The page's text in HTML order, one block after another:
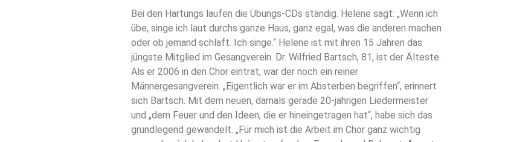
Bei den Hartungs laufen die Übungs-CDs ständig. Helene sagt: „Wenn ich
übe, singe ich laut durchs ganze Haus, ganz egal, was die anderen machen
oder ob jemand schläft. Ich singe.“ Helene ist mit ihren 15 Jahren das
jüngste Mitglied im Gesangverein. Dr. Wilfried Bartsch, 81, ist der Älteste.
Als er 2006 in den Chor eintrat, war der noch ein reiner
Männergesangverein. „Eigentlich war er im Absterben begriffen“, erinnert
sich Bartsch. Mit dem neuen, damals gerade 20-jährigen Liedermeister
und „dem Feuer und den Ideen, die er hineingetragen hat“, habe sich das
grundlegend gewandelt. „Für mich ist die Arbeit im Chor ganz wichtig